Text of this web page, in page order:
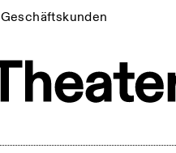
Geschäftskunden